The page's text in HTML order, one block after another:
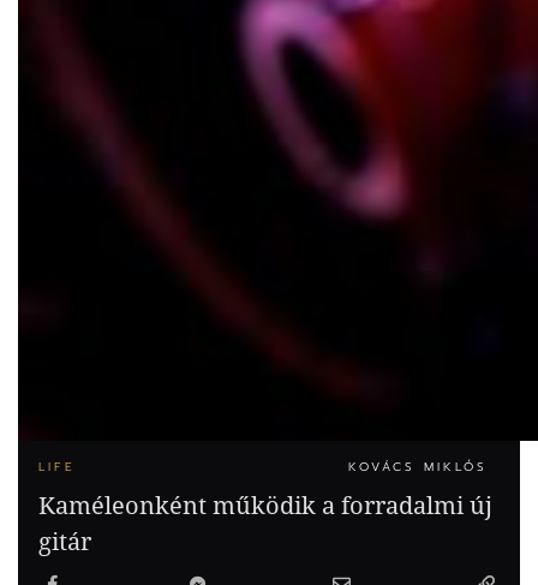
LIFE KOVÁCS MIKLÓS
Kaméleonként működik a forradalmi új
gitár